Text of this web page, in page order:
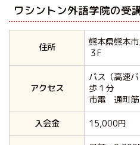
ワシントン外語学院の受
住所
熊本県熊本
３F
アクセス
バス（高速
歩１分
市電 通町筋
入会金
15,000円